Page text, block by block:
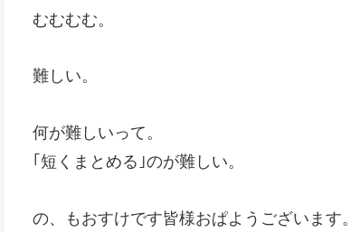
むむむむ。
難しい。
何が難しいって。
｢短くまとめる｣のが難しい。
の、もおすけです皆様おぱようございます。